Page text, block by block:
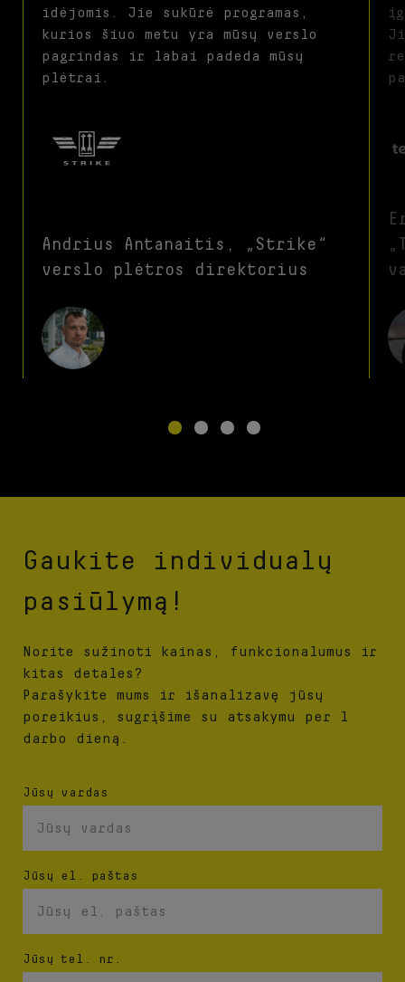
idėjomis. Jie sukūrė programas,
kurios šiuo metu yra mūsų verslo
pagrindas ir labai padeda mūsų
plėtrai.
Andrius Antanaitis, „Strike“
verslo plėtros direktorius
Gaukite individualų
pasiūlymą!
Norite sužinoti kainas, funkcionalumus ir
kitas detales?
Parašykite mums ir išanalizavę jūsų
poreikius, sugrįšime su atsakymu per 1
darbo dieną.
Jūsų vardas
Jūsų el. paštas
Jūsų tel. nr.